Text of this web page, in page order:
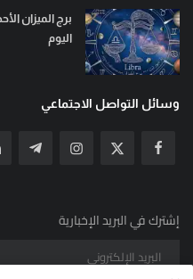
اليوم
وسائل التواصل الاجتماعي
إشترك في البريد الإخبارية